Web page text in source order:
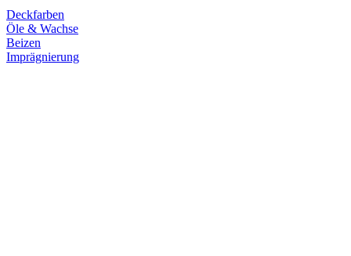
Deckfarben
Öle & Wachse
Beizen
Imprägnierung